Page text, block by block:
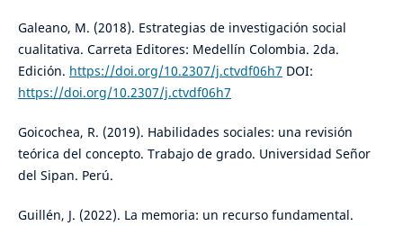
Galeano, M. (2018). Estrategias de investigación social
cualitativa. Carreta Editores: Medellín Colombia. 2da.
Edición. https://doi.org/10.2307/j.ctvdf06h7 DOI:
https://doi.org/10.2307/j.ctvdf06h7
Goicochea, R. (2019). Habilidades sociales: una revisión
teórica del concepto. Trabajo de grado. Universidad Señor
del Sipan. Perú.
Guillén, J. (2022). La memoria: un recurso fundamental.